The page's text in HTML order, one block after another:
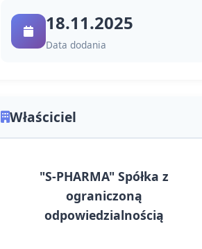
18.11.2025
Data dodania
Właściciel
"S-PHARMA" Spółka z
ograniczoną
odpowiedzialnością